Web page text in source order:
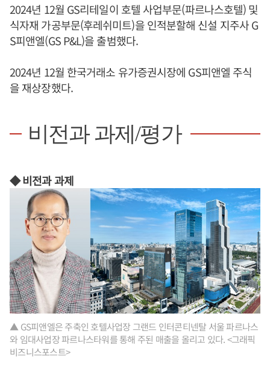
2024년 12월 GS리테일이 호텔 사업부문(파르나스호텔) 및
식자재 가공부문(후레쉬미트)을 인적분할해 신설 지주사 G
S피앤엘(GS P&L)을 출범했다.
2024년 12월 한국거래소 유가증권시장에 GS피앤엘 주식
을 재상장했다.
비전과 과제/평가
◆ 비전과 과제
▲ GS피앤엘은 주축인 호텔사업장 그랜드 인터콘티넨탈 서울 파르나스
와 임대사업장 파르나스타워를 통해 주된 매출을 올리고 있다. <그래픽
비즈니스포스트>